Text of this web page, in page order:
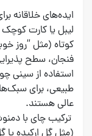
ایده‌های خلاقانه
لیبل یا کارت
کوتاه (مثل “روز
فنجان، سطح
استفاده از سینی
طبیعی، برای
عالی هستند.
ترکیب چای با